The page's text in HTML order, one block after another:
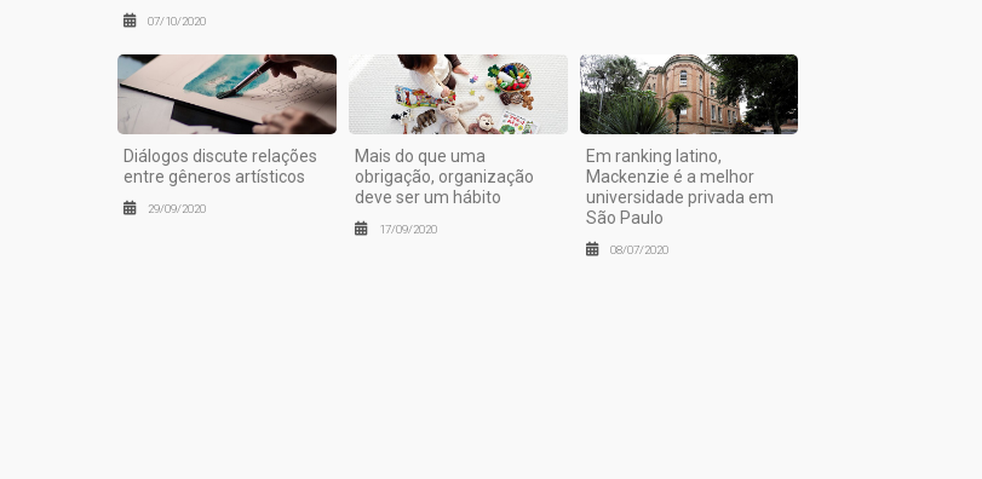
07/10/2020
Diálogos discute relações
entre gêneros artísticos
29/09/2020
Mais do que uma
obrigação, organização
deve ser um hábito
17/09/2020
Em ranking latino,
Mackenzie é a melhor
universidade privada em
São Paulo
08/07/2020